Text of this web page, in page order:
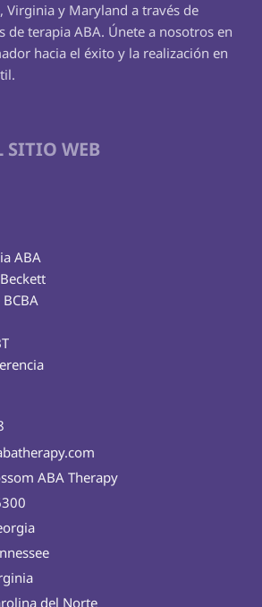
Virginia y Maryland a través de
de terapia ABA. Únete a nosotros en
hacia el éxito y la realización en
SITIO WEB
ABA
ABA Therapy
del Norte